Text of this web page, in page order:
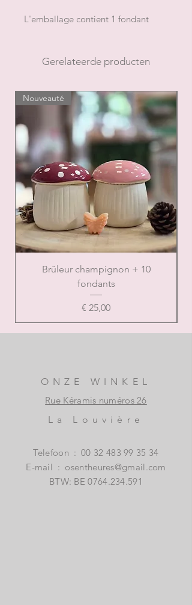
L'emballage contient 1 fondant
NB: la forme et la couleur peuvent
Gerelateerde producten
Nouveauté
Brûleur champignon + 10
fondants
Prijs
€ 25,00
ONZE WINKEL
Rue Kéramis numéros 26
La Louvière
Telefoon : 00 32 483 99 35 34
E-mail : osentheures@gmail.com
BTW: BE0764.234.591